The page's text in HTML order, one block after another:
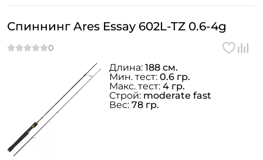
Спиннинг Ares Essay 602L-TZ 0.6-4g
Длина: 188 см.
Мин. тест: 0.6 гр.
Макс. тест: 4 гр.
Строй: moderate fast
Вес: 78 гр.